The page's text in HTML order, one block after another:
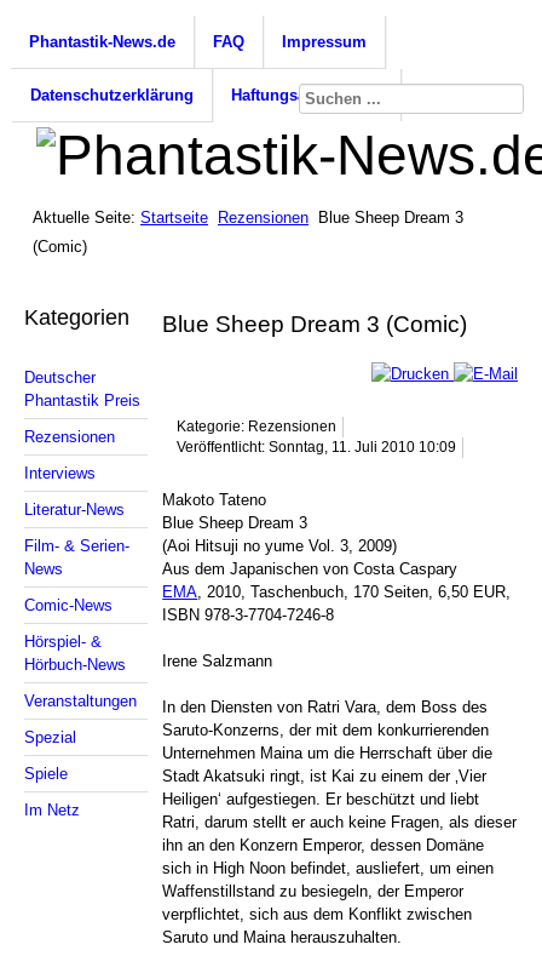
Phantastik-News.de FAQ Impressum
Datenschutzerklärung Haftungsausschluss
Aktuelle Seite: Startseite Rezensionen
Blue Sheep Dream 3
(Comic)
Kategorien
Deutscher
Phantastik Preis
Rezensionen
Interviews
Literatur-News
Film- & Serien-
News
Comic-News
Hörspiel- &
Hörbuch-News
Veranstaltungen
Spezial
Spiele
Im Netz
Blue Sheep Dream 3 (Comic)
Kategorie: Rezensionen
Veröffentlicht: Sonntag, 11. Juli 2010 10:09
Makoto Tateno
Blue Sheep Dream 3
(Aoi Hitsuji no yume Vol. 3, 2009)
Aus dem Japanischen von Costa Caspary
EMA , 2010, Taschenbuch, 170 Seiten, 6,50 EUR,
ISBN 978-3-7704-7246-8
Irene Salzmann
In den Diensten von Ratri Vara, dem Boss des
Saruto-Konzerns, der mit dem konkurrierenden
Unternehmen Maina um die Herrschaft über die
Stadt Akatsuki ringt, ist Kai zu einem der ‚Vier
Heiligen‘ aufgestiegen. Er beschützt und liebt
Ratri, darum stellt er auch keine Fragen, als dieser
ihn an den Konzern Emperor, dessen Domäne
sich in High Noon befindet, ausliefert, um einen
Waffenstillstand zu besiegeln, der Emperor
verpflichtet, sich aus dem Konflikt zwischen
Saruto und Maina herauszuhalten.